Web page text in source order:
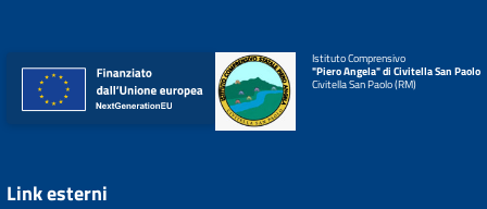
Istituto Comprensivo
"Piero Angela" di Civitella San Paolo
Civitella San Paolo (RM)
Link esterni